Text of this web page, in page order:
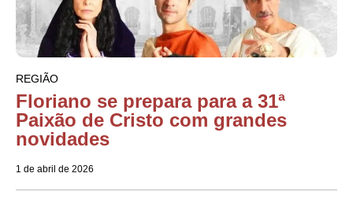
REGIÃO
Floriano se prepara para a 31ª
Paixão de Cristo com grandes
novidades
1 de abril de 2026